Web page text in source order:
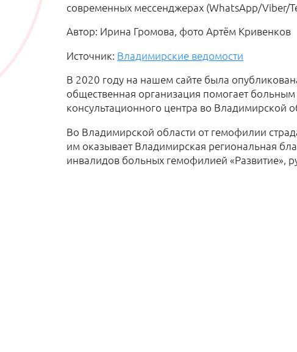
современных мессенджерах (WhatsApp/Viber/
Автор: Ирина Громова, фото Артём Кривенков
Источник: Владимирские ведомости
В 2020 году на нашем сайте была
общественная организация помогает
консультационного центра во Владимирской
Во Владимирской области от гемофилии
им оказывает Владимирская региональная
инвалидов больных гемофилией «Развитие»,